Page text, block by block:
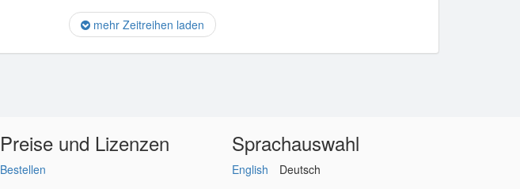
mehr Zeitreihen laden
Preise und Lizenzen
Bestellen
Sprachauswahl
English Deutsch